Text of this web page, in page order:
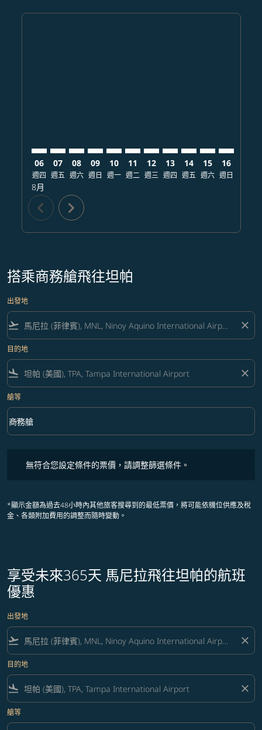
06
週四
8月
07
週五
08
週六
09
週日
10
週一
11
週二
12
週三
13
週四
14
週五
15
週六
16
週日
chevron_left chevron_right
搭乘商務艙飛往坦帕
出發地
flight_takeoff close
目的地
flight_land close
艙等
艙等 option 商務艙 Selected
商務艙
keyboard_arrow_down
無符合您設定條件的票價，請調整篩選條件。
*顯示金額為過去48小時內其他旅客搜尋到的最低票價，將可能依機位供應及稅
金、各類附加費用的調整而隨時變動。
享受未來365天 馬尼拉飛往坦帕的航班
優惠
出發地
flight_takeoff close
目的地
flight_land close
艙等